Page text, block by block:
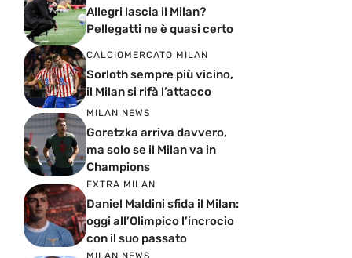
Allegri lascia il Milan?
Pellegatti ne è quasi certo
CALCIOMERCATO MILAN
Sorloth sempre più vicino,
il Milan si rifà l’attacco
MILAN NEWS
Goretzka arriva davvero,
ma solo se il Milan va in
Champions
EXTRA MILAN
Daniel Maldini sfida il Milan:
oggi all’Olimpico l’incrocio
con il suo passato
MILAN NEWS